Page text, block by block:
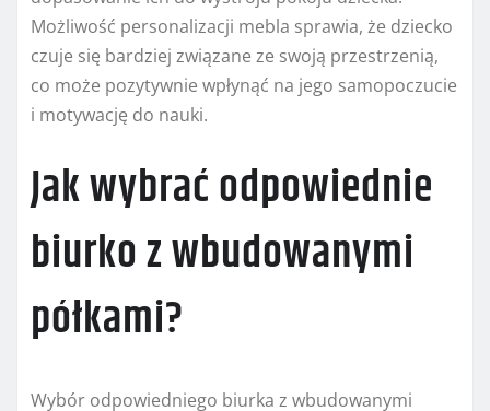
Możliwość personalizacji mebla sprawia, że dziecko
czuje się bardziej związane ze swoją przestrzenią,
co może pozytywnie wpłynąć na jego samopoczucie
i motywację do nauki.
Jak wybrać odpowiednie
biurko z wbudowanymi
półkami?
Wybór odpowiedniego biurka z wbudowanymi